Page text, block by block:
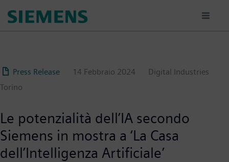
Press Release 14 Febbraio 2024
Digital Industries
Torino
Le potenzialità dell’IA secondo
Siemens in mostra a ‘La Casa
dell’Intelligenza Artificiale’